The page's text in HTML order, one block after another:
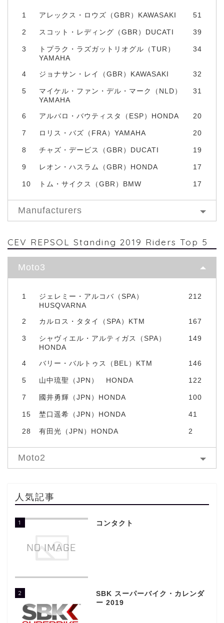
1 アレックス・ロウズ（GBR）KAWASAKI 51
2 スコット・レディング（GBR）DUCATI 39
3
トプラク・ラズガットリオグル（TUR）
YAMAHA
34
4 ジョナサン・レイ（GBR）KAWASAKI 32
5
マイケル・ファン・デル・マーク（NLD）
YAMAHA
31
6 アルバロ・バウティスタ（ESP）HONDA 20
7 ロリス・バズ（FRA）YAMAHA 20
8 チャズ・デービス（GBR）DUCATI 19
9 レオン・ハスラム（GBR）HONDA 17
10 トム・サイクス（GBR）BMW 17
Manufacturers
CEV REPSOL Standing 2019 Riders Top 5
Moto3
1
ジェレミー・アルコバ（SPA）
HUSQVARNA
212
2 カルロス・タタイ（SPA）KTM 167
3
シャヴィエル・アルティガス（SPA）
HONDA
149
4 バリー・バルトゥス（BEL）KTM 146
5 山中琉聖（JPN） HONDA 122
7 國井勇輝（JPN）HONDA 100
15 埜口遥希（JPN）HONDA 41
28 有田光（JPN）HONDA 2
Moto2
人気記事
1 コンタクト
2
SBK スーパーバイク・カレンダ
ー 2019